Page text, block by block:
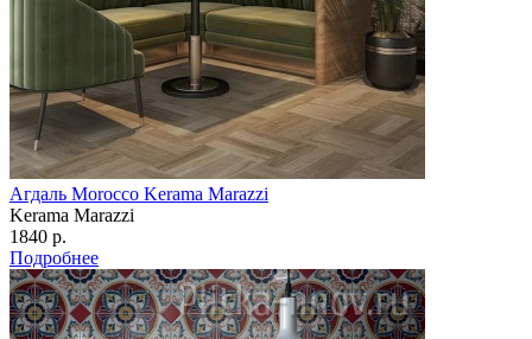
Агдаль Morocco Kerama Marazzi
Kerama Marazzi
1840 р.
Подробнее